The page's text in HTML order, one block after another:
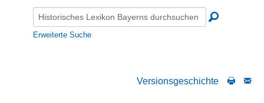
Erweiterte Suche
Versionsgeschichte